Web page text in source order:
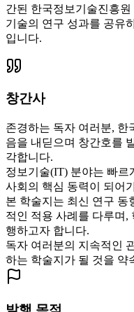
간된 한국정보기술진흥
기술의 연구 성과를 공유
입니다.
창간사
존경하는 독자 여러분, 한
음을 내딛으며 창간호를
각합니다.
정보기술(IT) 분야는 빠르
사회의 핵심 동력이 되어
본 학술지는 최신 연구 동
적인 적용 사례를 다루며,
행하고자 합니다.
독자 여러분의 지속적인
하는 학술지가 될 것을 약